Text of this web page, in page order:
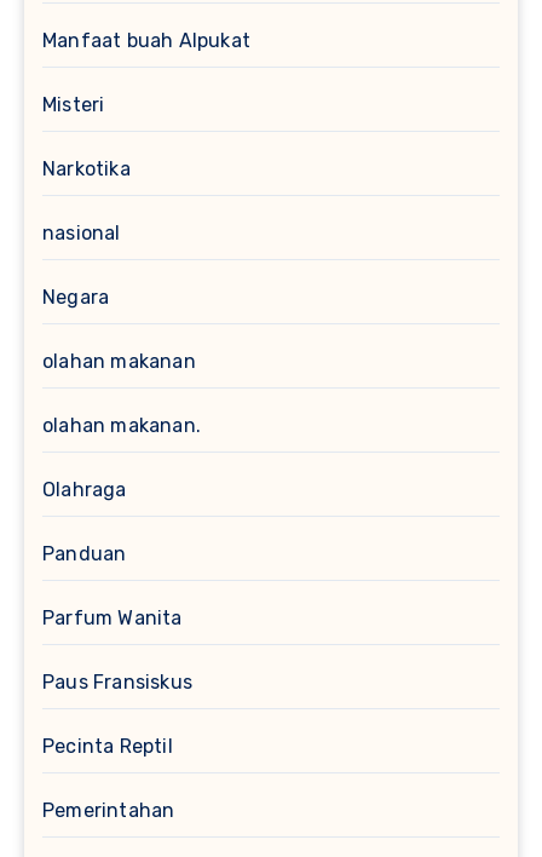
Manfaat buah Alpukat
Misteri
Narkotika
nasional
Negara
olahan makanan
olahan makanan.
Olahraga
Panduan
Parfum Wanita
Paus Fransiskus
Pecinta Reptil
Pemerintahan